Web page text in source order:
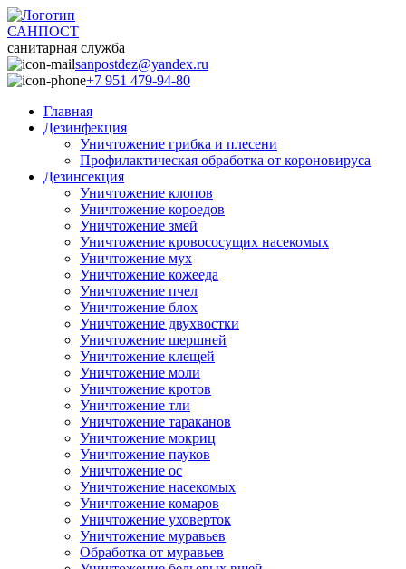
САНПОСТ
санитарная служба
sanpostdez@yandex.ru
+7 951 479-94-80
Главная
Дезинфекция
Уничтожение грибка и плесени
Профилактическая обработка от короновируса
Дезинсекция
Уничтожение клопов
Уничтожение короедов
Уничтожение змей
Уничтожение кровососущих насекомых
Уничтожение мух
Уничтожение кожееда
Уничтожение пчел
Уничтожение блох
Уничтожение двухвостки
Уничтожение шершней
Уничтожение клещей
Уничтожение моли
Уничтожение кротов
Уничтожение тли
Уничтожение тараканов
Уничтожение мокриц
Уничтожение пауков
Уничтожение ос
Уничтожение насекомых
Уничтожение комаров
Уничтожение уховерток
Уничтожение муравьев
Обработка от муравьев